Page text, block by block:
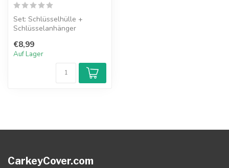
Set: Schlüsselhülle +
Schlüsselanhänger
€8,99
Auf Lager
CarkeyCover.com